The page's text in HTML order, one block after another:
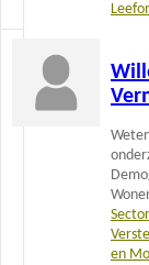
Sector
en